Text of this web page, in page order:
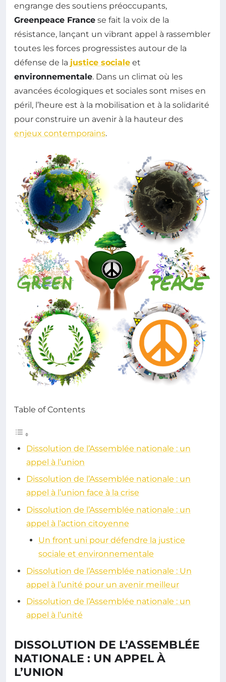
engrange des soutiens préoccupants,
Greenpeace France se fait la voix de la
résistance, lançant un vibrant appel à rassembler
toutes les forces progressistes autour de la
défense de la justice sociale et
environnementale. Dans un climat où les
avancées écologiques et sociales sont mises en
péril, l’heure est à la mobilisation et à la solidarité
pour construire un avenir à la hauteur des
enjeux contemporains.
Table of Contents
Dissolution de l’Assemblée nationale : un
appel à l’union
Dissolution de l’Assemblée nationale : un
appel à l’union face à la crise
Dissolution de l’Assemblée nationale : un
appel à l’action citoyenne
Un front uni pour défendre la justice
sociale et environnementale
Dissolution de l’Assemblée nationale : Un
appel à l’unité pour un avenir meilleur
Dissolution de l’Assemblée nationale : un
appel à l’unité
DISSOLUTION DE L’ASSEMBLÉE
NATIONALE : UN APPEL À
L’UNION